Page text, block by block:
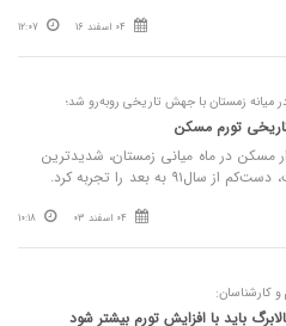
04 اسفند 16 12:07
میانه زمستان با جهش تاریخی روبه‌رو شد؛
تورم مسکن
مسکن در ماه میانی زمستان، شدیدترین
سال۹۱ به بعد را تجربه کرد.
04 اسفند 03 10:18
و کارشناسان:
باید با افزایش تورم بیشتر شود